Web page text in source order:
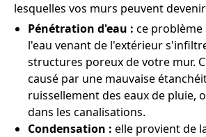
lesquelles vos murs peuvent
Pénétration d'eau : ce
l'eau venant de l'extérieur
structures poreux de votre mur.
causé par une mauvaise
ruissellement des eaux de pluie,
dans les canalisations.
Condensation : elle provient de